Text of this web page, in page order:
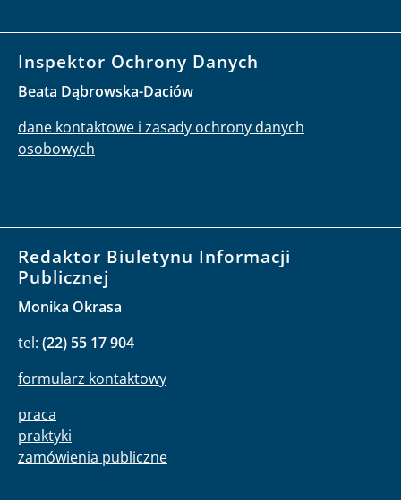
Inspektor Ochrony Danych
Beata Dąbrowska-Daciów
dane kontaktowe i zasady ochrony danych
osobowych
Redaktor Biuletynu Informacji
Publicznej
Monika Okrasa
tel: (22) 55 17 904
formularz kontaktowy
praca
praktyki
zamówienia publiczne